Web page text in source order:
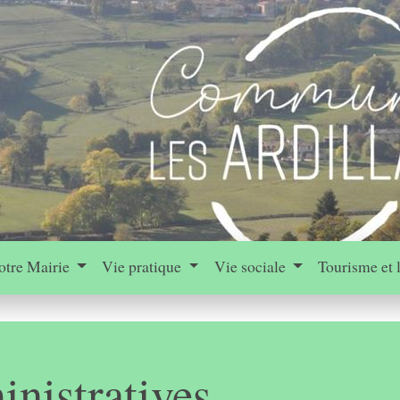
Mairie Vie pratique Vie sociale Tourisme et